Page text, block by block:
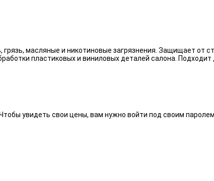
масляные и никотиновые загрязнения. Защищает от
пластиковых и виниловых деталей салона.
увидеть свои цены, вам нужно войти под своим